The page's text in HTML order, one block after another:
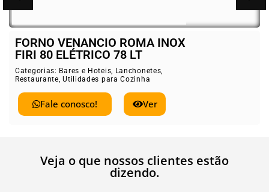
FORNO VENANCIO ROMA INOX
FIRI 80 ELÉTRICO 78 LT
Categorias: Bares e Hoteis, Lanchonetes,
Restaurante,Utilidades para Cozinha
Fale conosco! Ver
Veja o que nossos clientes estão
dizendo.